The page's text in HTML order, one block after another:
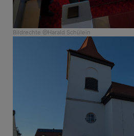
Bildrechte @Harald Schülein